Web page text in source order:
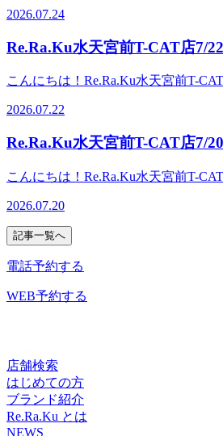
○・●・○・●・○・● ・○・●・○・●
の公式LINEアカウント↓ 友達追加登
ゼント♪ LINE限定クーポンなど、
す！ IDは ＠zms5982r です！ 登
☆ ●・○・●・○・●・○・● ・○・●・
ります (^-^) ●・○・●・○・●・○・
●TEL：03-6661-0252 ●アクセス：
に直進して、左側のシティエアタ
駅 東京メトロ半蔵門線 水天宮前
谷線 人形町駅より徒歩8分 東京メ
より徒歩8分 ●・○・●・○・●・○・
天宮前T-CAT店の公式LINEアカウ
分無料特典プレゼント♪ LINE限定
報を配信中です！ IDは ＠
Ｔ－ＣＡＴ店スタッフ一同、お待ち
21:30【土日・祝日】10:00-
セス：半蔵門線“水天宮前駅”から“シ
札口”を出ます。道なりに直進して、
あります。▽最寄り駅東京メトロ半
線 茅場町駅より徒歩8分 ●・○・●・
登録で10分無料特典プレゼント
ちしております☆ ●・○・●・○・●・
○
自のボディケアとストレッチで疲れ
健康な毎日をサポートします♪本日
11：30～1名様 12：30～1名様 17
をご用意しております☆皆さまのご
Ｔ－ＣＡＴ店スタッフ一同、お待ち
21:30【土日・祝日】10:00-19:00●TEL
セス：半蔵門線“水天宮前駅”から“シ
札口”を出ます。道なりに直進して、
あります。●最寄り駅東京メトロ半
線 茅場町駅より徒歩8分 ●・○・●
登録で10分無料特典プレゼント
得な情報を配信中です！IDは ＠
ちしております☆ ●・○・●・○・●・
2026.07.24
Re.Ra.Ku水天宮前T-CAT店7/
こんにちは！Re.Ra.Ku水天宮前T-
自のボディケアとストレッチで疲れ
健康な毎日をサポートします♪本日
11：30～1名様 14：20～1名様 15
をご用意しております☆皆さまのご
Ｔ－ＣＡＴ店スタッフ一同、お待ち
○・●・○・●・○・● ・○・●・○●営業
21:30【土日・祝日】10:00-19:00●TEL
セス：半蔵門線“水天宮前駅”から“シ
札口”を出ます。道なりに直進して、
あります。●最寄り駅東京メトロ半
登録で10分無料特典プレゼント
得な情報を配信中です！IDは ＠
ちしております☆ ●・○・●・○・●・
○
2026.07.22
Re.Ra.Ku水天宮前T-CAT店7/
こんにちは！Re.Ra.Ku水天宮前T-
自のボディケアとストレッチで疲れ
健康な毎日をサポートします♪本日
10：00～3名様 15：00～1名様 17：
です！ご新規様だけではなく再来店
Ｔ－ＣＡＴ店スタッフ一同、お待ち
札口”を出ます。道なりに直進して、
ミナルのビル内２階。マクドナルド
あります。●最寄り駅東京メトロ半
東京メトロ日比谷線 人形町駅より
線 茅場町駅より徒歩8分 ●・○・●・
2026.07.20
記事一覧へ
電話予約する
WEB予約する
店舗検索
はじめての方
ブランド紹介
Re.Ra.Ku とは
NEWS